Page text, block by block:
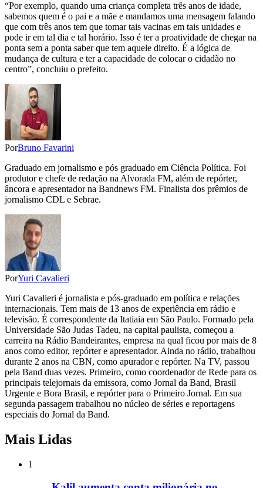
“Por exemplo, quando uma criança completa três anos de idade,
sabemos quem é o pai e a mãe e mandamos uma mensagem falando
que com três anos tem que tomar tais vacinas em tais unidades e
pode ir em tal dia e tal horário. Isso é ter a proatividade de chegar na
ponta sem a ponta saber que tem aquele direito. É a lógica de
mudança de cultura e ter a capacidade de colocar o cidadão no
centro”, concluiu o prefeito.
PorBruno Favarini
Graduado em jornalismo e pós graduado em Ciência Política. Foi
produtor e chefe de redação na Alvorada FM, além de repórter,
âncora e apresentador na Bandnews FM. Finalista dos prêmios de
jornalismo CDL e Sebrae.
PorYuri Cavalieri
Yuri Cavalieri é jornalista e pós-graduado em política e relações
internacionais. Tem mais de 13 anos de experiência em rádio e
televisão. É correspondente da Itatiaia em São Paulo. Formado pela
Universidade São Judas Tadeu, na capital paulista, começou a
carreira na Rádio Bandeirantes, empresa na qual ficou por mais de 8
anos como editor, repórter e apresentador. Ainda no rádio, trabalhou
durante 2 anos na CBN, como apurador e repórter. Na TV, passou
pela Band duas vezes. Primeiro, como coordenador de Rede para os
principais telejornais da emissora, como Jornal da Band, Brasil
Urgente e Bora Brasil, e repórter para o Primeiro Jornal. Em sua
segunda passagem trabalhou no núcleo de séries e reportagens
especiais do Jornal da Band.
Mais Lidas
1